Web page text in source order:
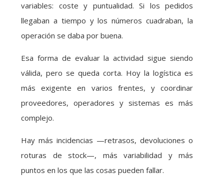
variables: coste y puntualidad. Si los pedidos
llegaban a tiempo y los números cuadraban, la
operación se daba por buena.
Esa forma de evaluar la actividad sigue siendo
válida, pero se queda corta. Hoy la logística es
más exigente en varios frentes, y coordinar
proveedores, operadores y sistemas es más
complejo.
Hay más incidencias —retrasos, devoluciones o
roturas de stock—, más variabilidad y más
puntos en los que las cosas pueden fallar.